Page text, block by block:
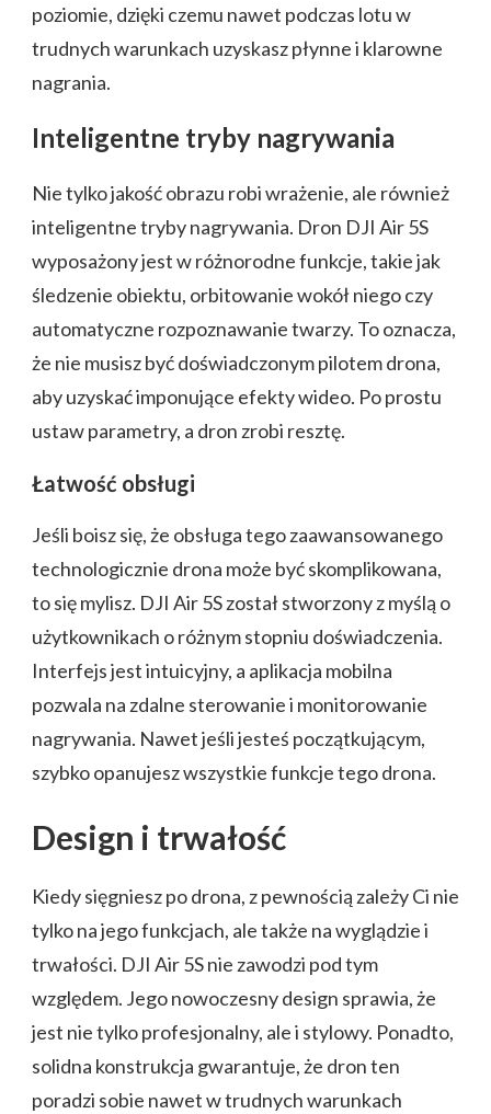
poziomie, dzięki czemu nawet podczas lotu w
trudnych warunkach uzyskasz płynne i klarowne
nagrania.
Inteligentne tryby nagrywania
Nie tylko jakość obrazu robi wrażenie, ale również
inteligentne tryby nagrywania. Dron DJI Air 5S
wyposażony jest w różnorodne funkcje, takie jak
śledzenie obiektu, orbitowanie wokół niego czy
automatyczne rozpoznawanie twarzy. To oznacza,
że nie musisz być doświadczonym pilotem drona,
aby uzyskać imponujące efekty wideo. Po prostu
ustaw parametry, a dron zrobi resztę.
Łatwość obsługi
Jeśli boisz się, że obsługa tego zaawansowanego
technologicznie drona może być skomplikowana,
to się mylisz. DJI Air 5S został stworzony z myślą o
użytkownikach o różnym stopniu doświadczenia.
Interfejs jest intuicyjny, a aplikacja mobilna
pozwala na zdalne sterowanie i monitorowanie
nagrywania. Nawet jeśli jesteś początkującym,
szybko opanujesz wszystkie funkcje tego drona.
Design i trwałość
Kiedy sięgniesz po drona, z pewnością zależy Ci nie
tylko na jego funkcjach, ale także na wyglądzie i
trwałości. DJI Air 5S nie zawodzi pod tym
względem. Jego nowoczesny design sprawia, że
jest nie tylko profesjonalny, ale i stylowy. Ponadto,
solidna konstrukcja gwarantuje, że dron ten
poradzi sobie nawet w trudnych warunkach